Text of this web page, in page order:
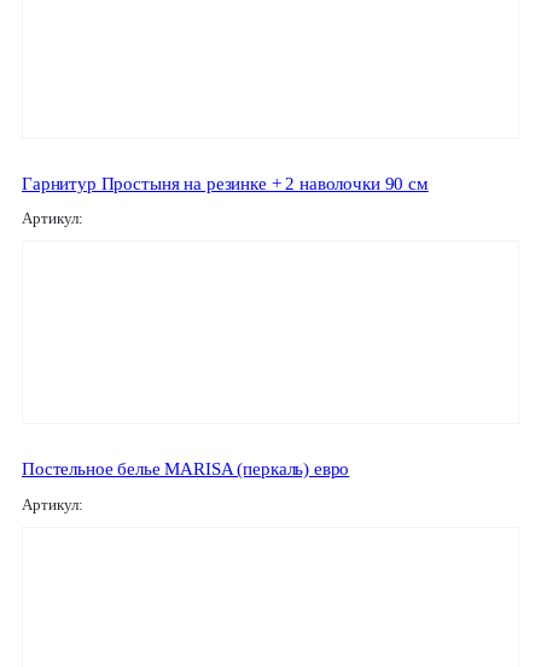
Гарнитур Простыня на резинке + 2 наволочки 90 см
Артикул:
Постельное белье MARISA (перкаль) евро
Артикул: